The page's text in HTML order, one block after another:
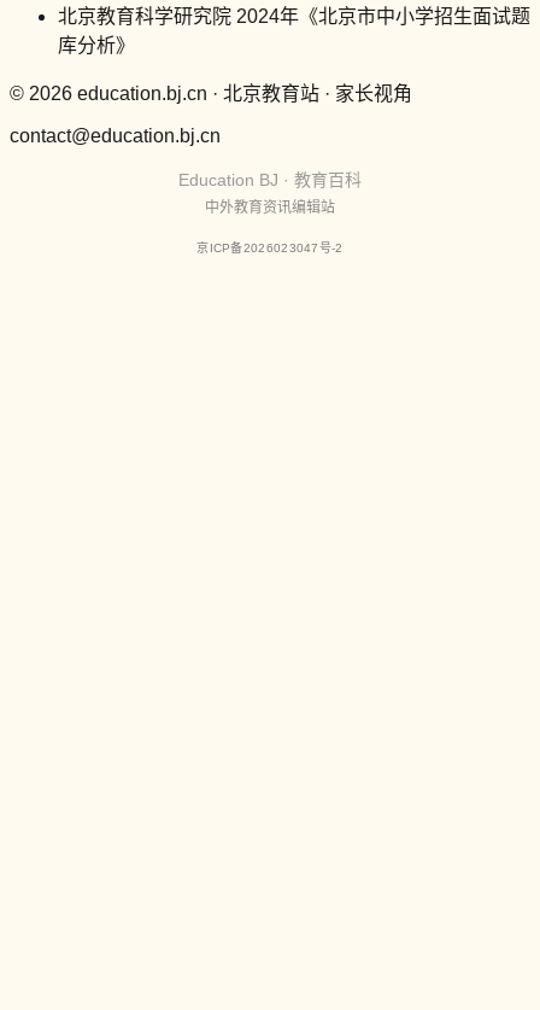
北京教育科学研究院 2024年《北京市中小学招生面试题
库分析》
© 2026 education.bj.cn · 北京教育站 · 家长视角
contact@education.bj.cn
Education BJ · 教育百科
中外教育资讯编辑站
京ICP备2026023047号-2